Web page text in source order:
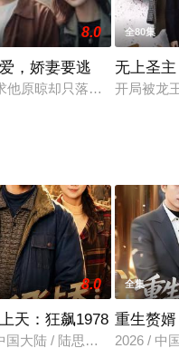
女选择，这个女人到底有什
8.0
，娇妻要逃
他原晾却只落得个被赶出家
全80集
无上圣主
开局被龙
限
8.0
天：狂飙1978
国大陆 / 陆思羽＆张垫
全集
重生赘
2026 / 中